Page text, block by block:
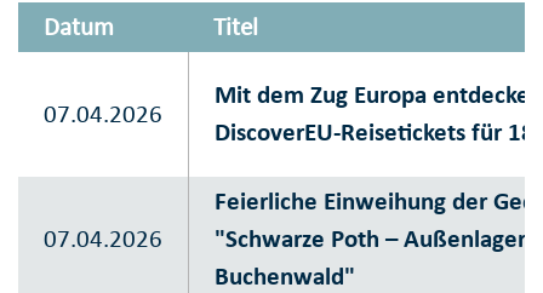
Datum Titel
07.04.2026
Mit dem Zug Europa
DiscoverEU-Reisetickets für
07.04.2026
Feierliche Einweihung der
"Schwarze Poth – Außenlager
Buchenwald"